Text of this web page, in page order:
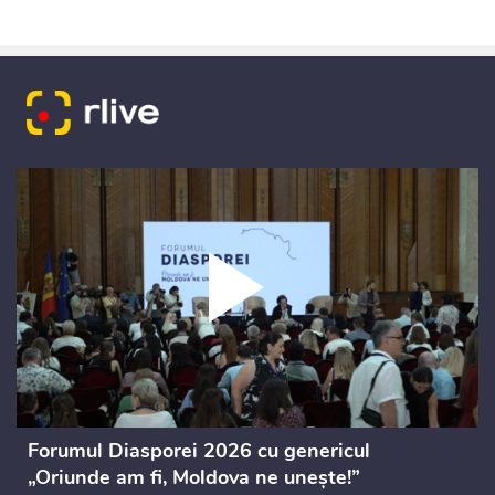
Forumul Diasporei 2026 cu genericul
„Oriunde am fi, Moldova ne unește!”